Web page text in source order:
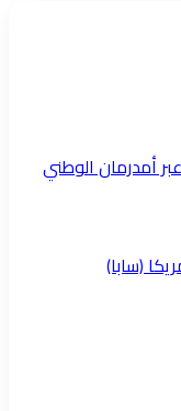
أمدرمان الوطني
(سابا)